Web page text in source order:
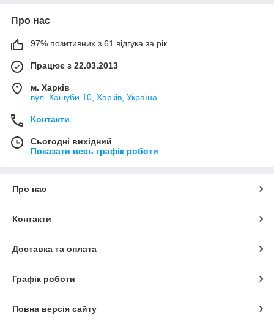
Про нас
97% позитивних з 61 відгука за рік
Працює з 22.03.2013
м. Харків
вул. Кашуби 10, Харків, Україна
Контакти
Сьогодні вихідний
Показати весь графік роботи
Про нас
Контакти
Доставка та оплата
Графік роботи
Повна версія сайту